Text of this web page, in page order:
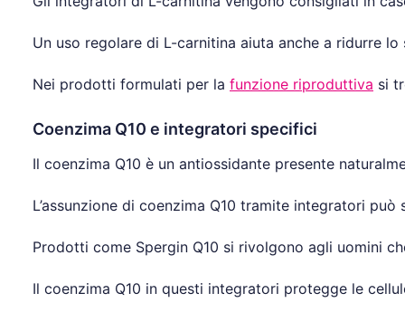
Un uso regolare di L-carnitina aiuta anche a ridurre
Nei prodotti formulati per la funzione riproduttiva si
Coenzima Q10 e integratori specifici
Il coenzima Q10 è un antiossidante presente
L’assunzione di coenzima Q10 tramite integratori
Prodotti come Spergin Q10 si rivolgono agli uomini
Il coenzima Q10 in questi integratori protegge le